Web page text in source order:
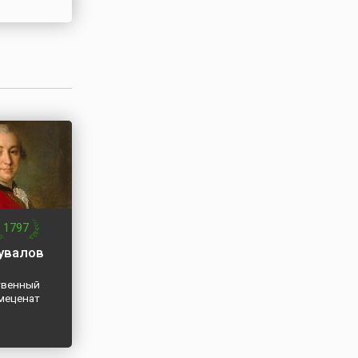
ноября
303-й
1-й
начала
1797